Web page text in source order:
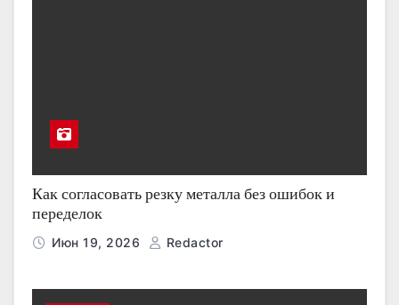
Как согласовать резку металла без ошибок и
переделок
Июн 19, 2026 Redactor